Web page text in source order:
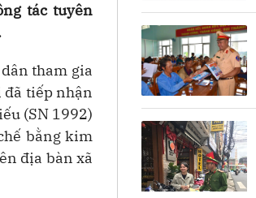
tác tuyên
tham gia
đã tiếp nhận
(SN 1992)
bằng kim
địa bàn xã